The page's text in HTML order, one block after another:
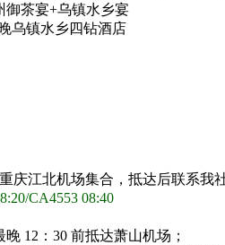
御茶宴+乌镇水乡宴
乌镇水乡四钻酒店
庆江北机场集合，抵达后联系我
CA4553 08:40
12：30 前抵达萧山机场；